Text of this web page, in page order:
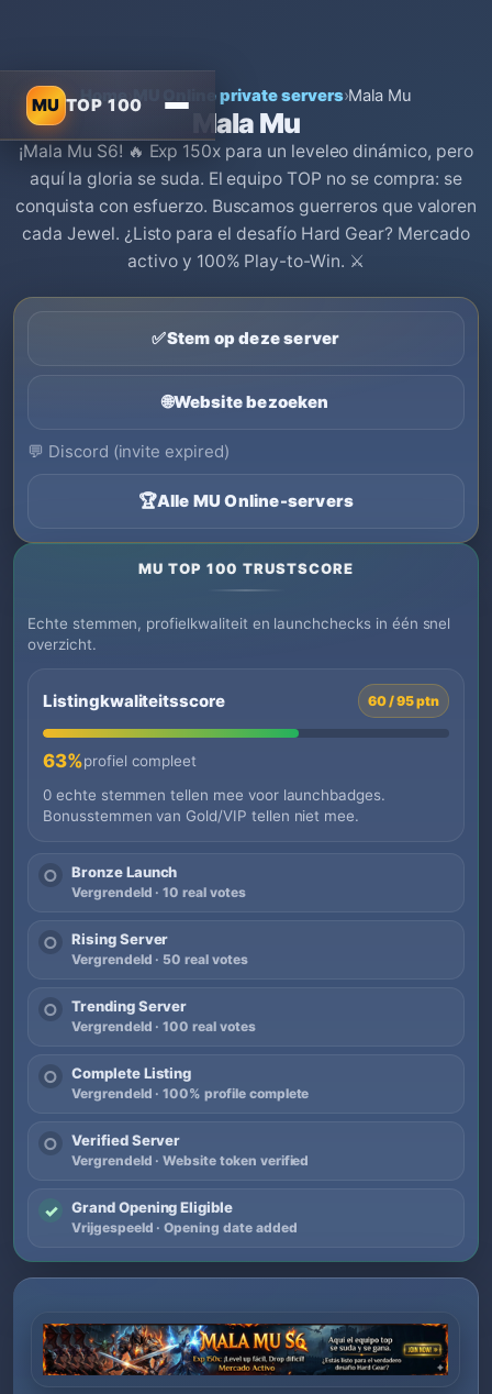
MU TOP 100
Home›MU Online private servers›Mala Mu
Mala Mu
¡Mala Mu S6! 🔥 Exp 150x para un leveleo dinámico, pero
aquí la gloria se suda. El equipo TOP no se compra: se
conquista con esfuerzo. Buscamos guerreros que valoren
cada Jewel. ¿Listo para el desafío Hard Gear? Mercado
activo y 100% Play-to-Win. ⚔️
✅Stem op deze server
🌐Website bezoeken
💬 Discord (invite expired)
🏆Alle MU Online-servers
MU TOP 100 TRUSTSCORE
Echte stemmen, profielkwaliteit en launchchecks in één snel
overzicht.
Listingkwaliteitsscore 60 / 95 ptn
63%profiel compleet
0 echte stemmen tellen mee voor launchbadges.
Bonusstemmen van Gold/VIP tellen niet mee.
○ Bronze Launch
Vergrendeld · 10 real votes
○ Rising Server
Vergrendeld · 50 real votes
○ Trending Server
Vergrendeld · 100 real votes
○ Complete Listing
Vergrendeld · 100% profile complete
○ Verified Server
Vergrendeld · Website token verified
✓ Grand Opening Eligible
Vrijgespeeld · Opening date added